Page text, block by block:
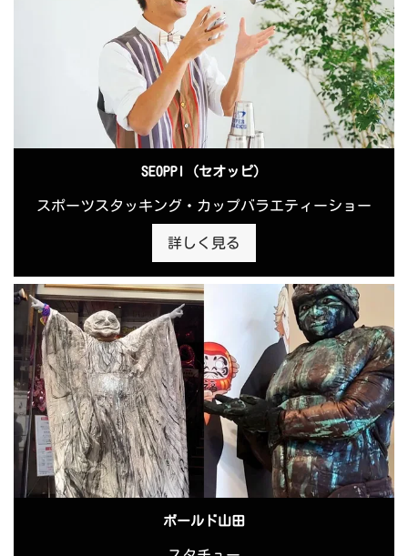
SEOPPI（セオッピ）
スポーツスタッキング・カップバラエティーショー
詳しく見る
ボールド山田